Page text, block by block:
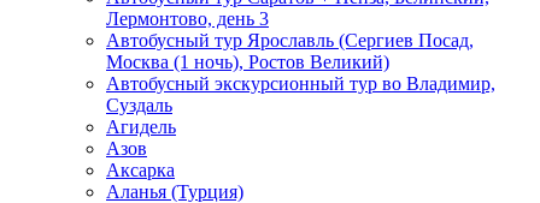
Лермонтово, день 3
Автобусный тур Ярославль (Сергиев Посад,
Москва (1 ночь), Ростов Великий)
Автобусный экскурсионный тур во Владимир,
Суздаль
Агидель
Азов
Аксарка
Аланья (Турция)